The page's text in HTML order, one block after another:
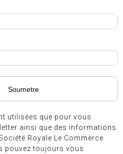
utilisées que pour vous
ainsi que des informations
Royale Le Commerce
pouvez toujours vous